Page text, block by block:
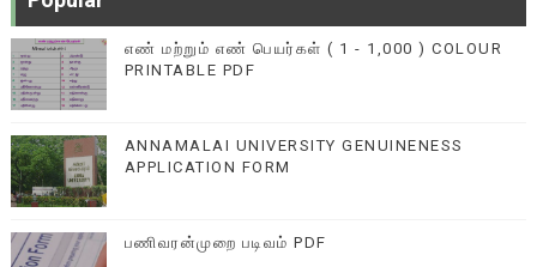
எண் மற்றும் எண் பெயர்கள் ( 1 - 1,000 ) COLOUR
PRINTABLE PDF
ANNAMALAI UNIVERSITY GENUINENESS
APPLICATION FORM
பணிவரன்முறை படிவம் PDF